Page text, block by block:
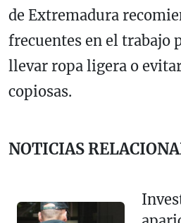
de Extremadura
frecuentes en el trabajo
llevar ropa ligera o
copiosas.
NOTICIAS